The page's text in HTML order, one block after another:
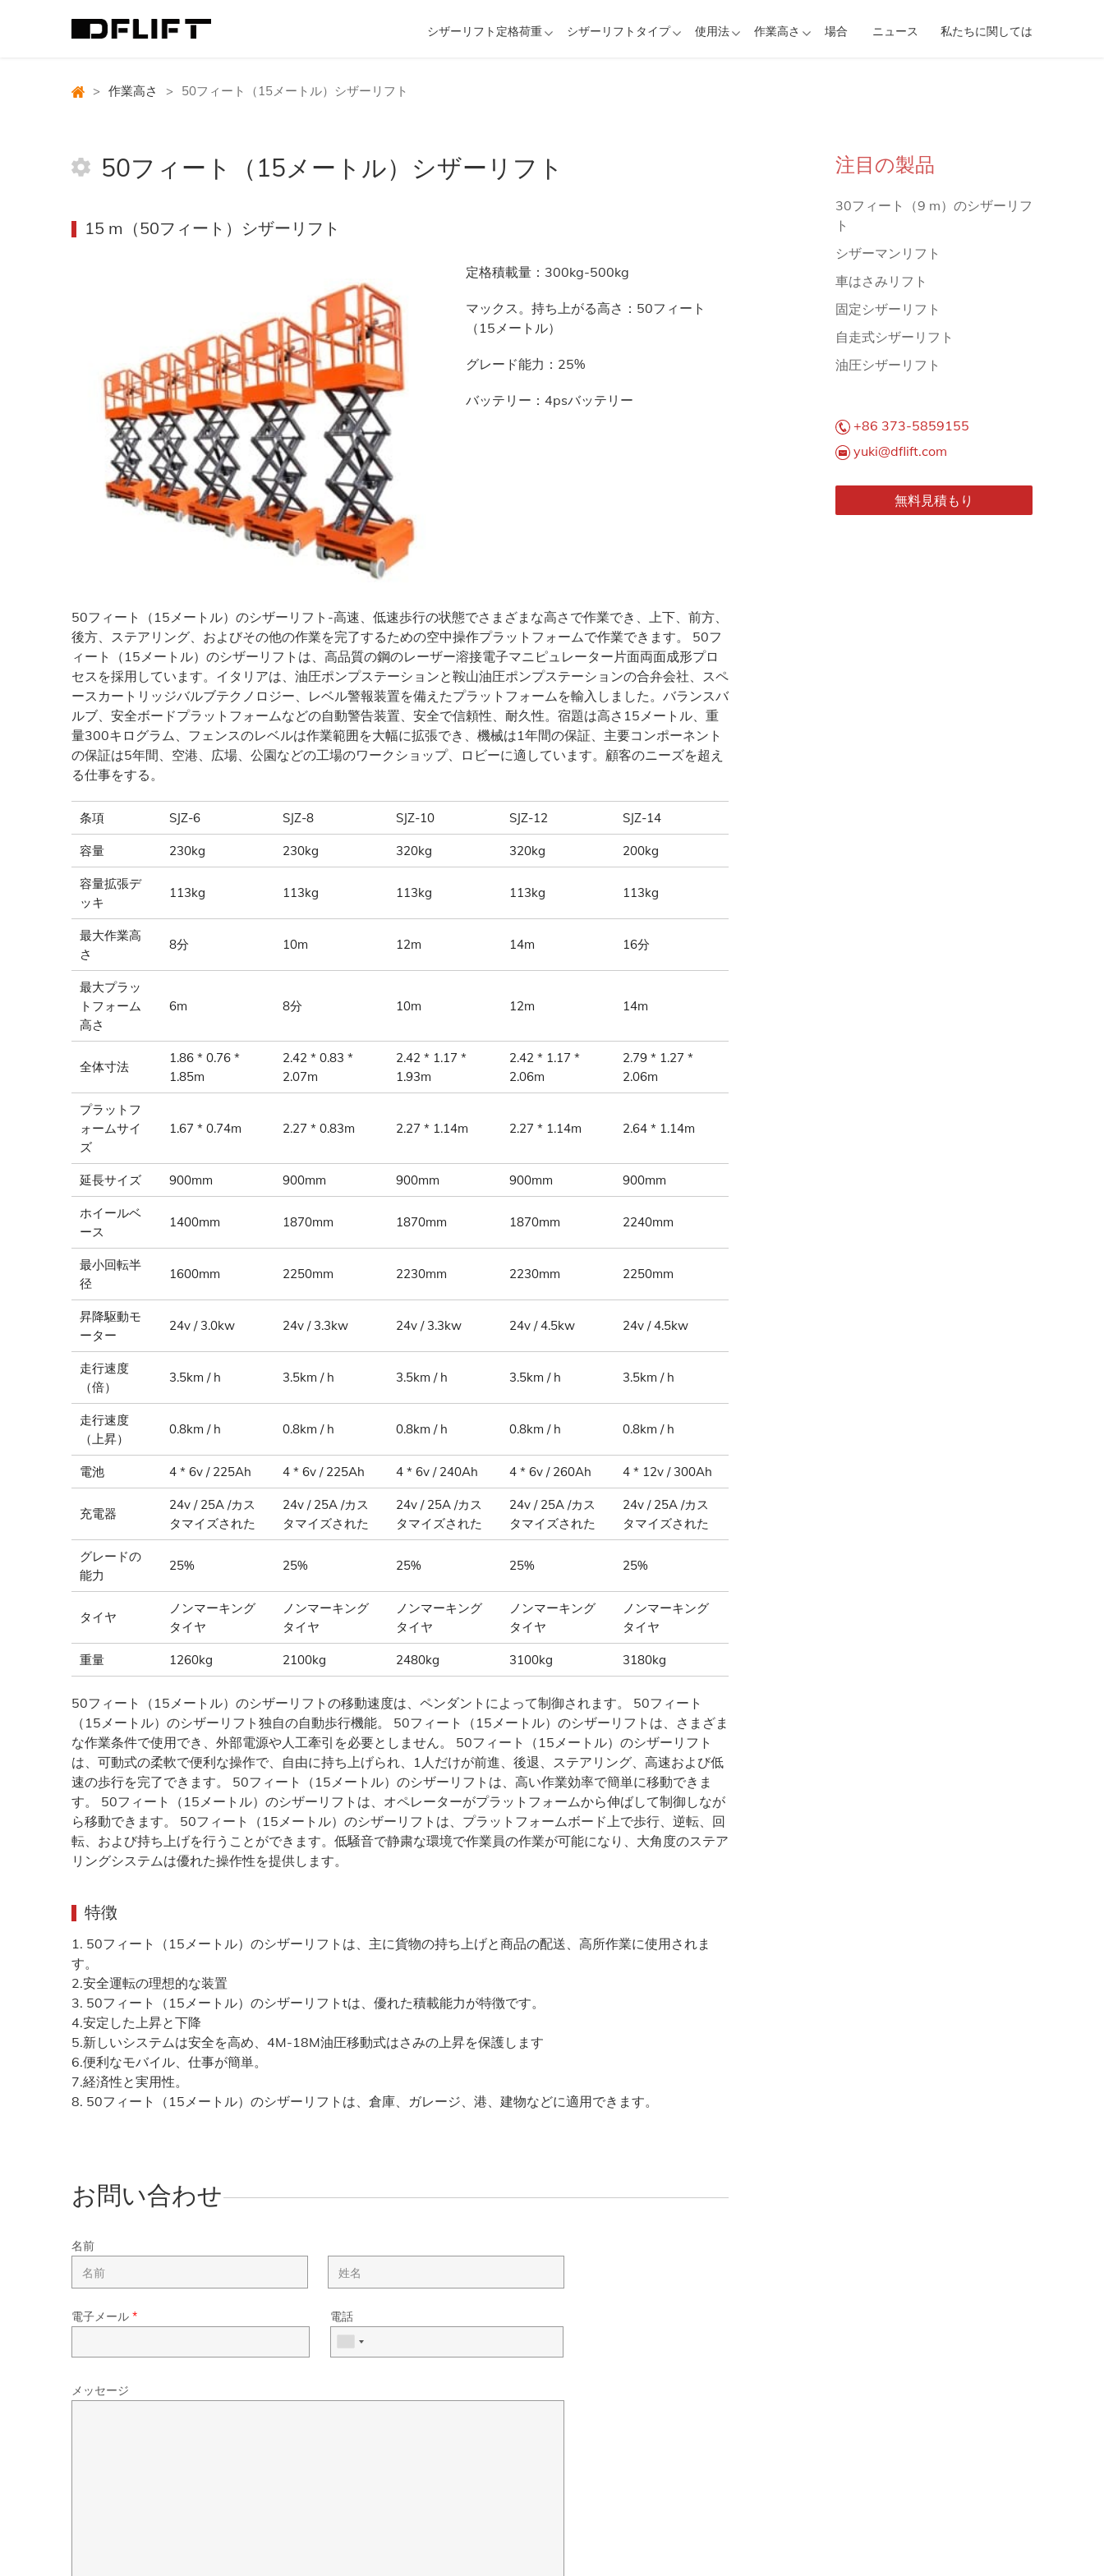
シザーリフト定格荷重 シザーリフトタイプ 使用法 作業高さ 場合 ニュース 私たちに関しては
> 作業高さ > 50フィート（15メートル）シザーリフト
50フィート（15メートル）シザーリフト
15 m（50フィート）シザーリフト
定格積載量：300kg-500kg
マックス。持ち上がる高さ： 50フィート
（15メートル）
グレード能力：25%
バッテリー：4psバッテリー
50フィート（15メートル）のシザーリフト-高速、低速歩行の状態でさまざまな高さで作業でき、上下、前方、
後方、ステアリング、およびその他の作業を完了するための空中操作プラットフォームで作業できます。 50フ
ィート（15メートル）のシザーリフトは、高品質の鋼のレーザー溶接電子マニピュレーター片面両面成形プロ
セスを採用しています。イタリアは、油圧ポンプステーションと鞍山油圧ポンプステーションの合弁会社、スペ
ースカートリッジバルブテクノロジー、レベル警報装置を備えたプラットフォームを輸入しました。バランスバ
ルブ、安全ボードプラットフォームなどの自動警告装置、安全で信頼性、耐久性。宿題は高さ15メートル、重
量300キログラム、フェンスのレベルは作業範囲を大幅に拡張でき、機械は1年間の保証、主要コンポーネント
の保証は5年間、空港、広場、公園などの工場のワークショップ、ロビーに適しています。顧客のニーズを超え
る仕事をする。
条項 SJZ-6 SJZ-8 SJZ-10 SJZ-12 SJZ-14
容量 230kg 230kg 320kg 320kg 200kg
容量拡張デ
ッキ
113kg 113kg 113kg 113kg 113kg
最大作業高
さ
8分 10m 12m 14m 16分
最大プラッ
トフォーム
高さ
6m 8分 10m 12m 14m
全体寸法
1.86 * 0.76 *
1.85m
2.42 * 0.83 *
2.07m
2.42 * 1.17 *
1.93m
2.42 * 1.17 *
2.06m
2.79 * 1.27 *
2.06m
プラットフ
ォームサイ
ズ
1.67 * 0.74m 2.27 * 0.83m 2.27 * 1.14m 2.27 * 1.14m 2.64 * 1.14m
延長サイズ 900mm 900mm 900mm 900mm 900mm
ホイールベ
ース
1400mm 1870mm 1870mm 1870mm 2240mm
最小回転半
径
1600mm 2250mm 2230mm 2230mm 2250mm
昇降駆動モ
ーター
24v / 3.0kw 24v / 3.3kw 24v / 3.3kw 24v / 4.5kw 24v / 4.5kw
走行速度
（倍）
3.5km / h 3.5km / h 3.5km / h 3.5km / h 3.5km / h
走行速度
（上昇）
0.8km / h 0.8km / h 0.8km / h 0.8km / h 0.8km / h
電池 4 * 6v / 225Ah 4 * 6v / 225Ah 4 * 6v / 240Ah 4 * 6v / 260Ah 4 * 12v / 300Ah
充電器
24v / 25A /カス
タマイズされた
24v / 25A /カス
タマイズされた
24v / 25A /カス
タマイズされた
24v / 25A /カス
タマイズされた
24v / 25A /カス
タマイズされた
グレードの
能力
25% 25% 25% 25% 25%
タイヤ
ノンマーキング
タイヤ
ノンマーキング
タイヤ
ノンマーキング
タイヤ
ノンマーキング
タイヤ
ノンマーキング
タイヤ
重量 1260kg 2100kg 2480kg 3100kg 3180kg
50フィート（15メートル）のシザーリフトの移動速度は、ペンダントによって制御されます。 50フィート
（15メートル）のシザーリフト独自の自動歩行機能。 50フィート（15メートル）のシザーリフトは、さまざま
な作業条件で使用でき、外部電源や人工牽引を必要としません。 50フィート（15メートル）のシザーリフト
は、可動式の柔軟で便利な操作で、自由に持ち上げられ、1人だけが前進、後退、ステアリング、高速および低
速の歩行を完了できます。 50フィート（15メートル）のシザーリフトは、高い作業効率で簡単に移動できま
す。 50フィート（15メートル）のシザーリフトは、オペレーターがプラットフォームから伸ばして制御しなが
ら移動できます。 50フィート（15メートル）のシザーリフトは、プラットフォームボード上で歩行、逆転、回
転、および持ち上げを行うことができます。低騒音で静粛な環境で作業員の作業が可能になり、大角度のステア
リングシステムは優れた操作性を提供します。
特徴
1. 50フィート（15メートル）のシザーリフトは、主に貨物の持ち上げと商品の配送、高所作業に使用されま
す。
2.安全運転の理想的な装置
3. 50フィート（15メートル）のシザーリフトtは、優れた積載能力が特徴です。
4.安定した上昇と下降
5.新しいシステムは安全を高め、4M-18M油圧移動式はさみの上昇を保護します
6.便利なモバイル、仕事が簡単。
7.経済性と実用性。
8. 50フィート（15メートル）のシザーリフトは、倉庫、ガレージ、港、建物などに適用できます。
お問い合わせ
名前
電子メール * 電話
メッセージ
注目の製品
30フィート（9 m）のシザーリフ
ト
シザーマンリフト
車はさみリフト
固定シザーリフト
自走式シザーリフト
油圧シザーリフト
+86 373-5859155
yuki@dflift.com
無料見積もり